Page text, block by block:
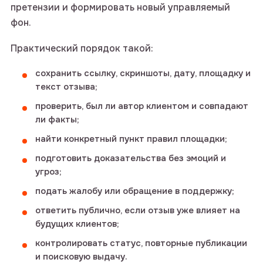
претензии и формировать новый управляемый
фон.
Практический порядок такой:
сохранить ссылку, скриншоты, дату, площадку и
текст отзыва;
проверить, был ли автор клиентом и совпадают
ли факты;
найти конкретный пункт правил площадки;
подготовить доказательства без эмоций и
угроз;
подать жалобу или обращение в поддержку;
ответить публично, если отзыв уже влияет на
будущих клиентов;
контролировать статус, повторные публикации
и поисковую выдачу.